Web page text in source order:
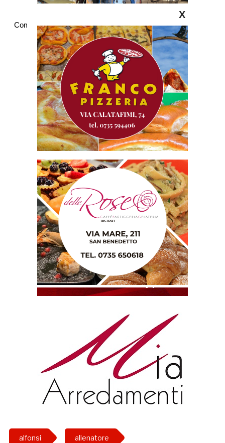
Commenti
alfonsi allenatore
X